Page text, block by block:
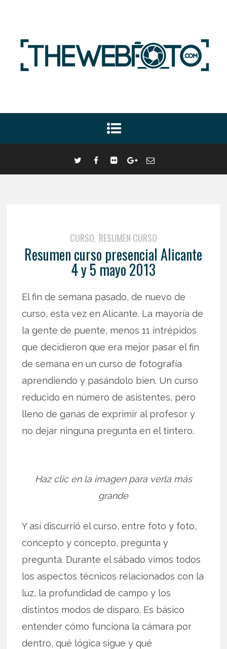
CURSO, RESUMEN CURSO
Resumen curso presencial Alicante
4 y 5 mayo 2013
El fin de semana pasado, de nuevo de
curso, esta vez en Alicante. La mayoría de
la gente de puente, menos 11 intrépidos
que decidieron que era mejor pasar el fin
de semana en un curso de fotografía
aprendiendo y pasándolo bien. Un curso
reducido en número de asistentes, pero
lleno de ganas de exprimir al profesor y
no dejar ninguna pregunta en el tintero.
Haz clic en la imagen para verla más
grande
Y así discurrió el curso, entre foto y foto,
concepto y concepto, pregunta y
pregunta. Durante el sábado vimos todos
los aspectos técnicos relacionados con la
luz, la profundidad de campo y los
distintos modos de disparo. Es básico
entender cómo funciona la cámara por
dentro, qué lógica sigue y qué